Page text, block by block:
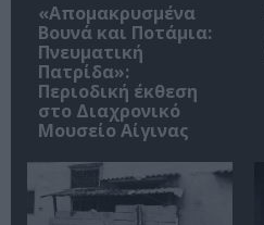
«Απομακρυσμένα
Βουνά και Ποτάμια:
Πνευματική
Πατρίδα»:
Περιοδική έκθεση
στο Διαχρονικό
Μουσείο Αίγινας